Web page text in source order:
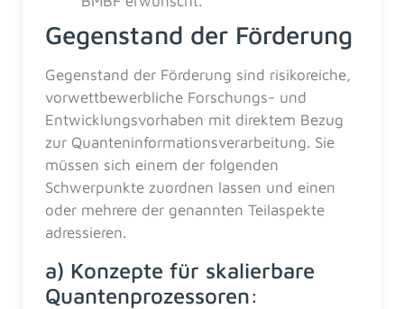
Gegenstand der Förderung
Gegenstand der Förderung sind risikoreiche,
vorwettbewerbliche Forschungs- und
Entwicklungsvorhaben mit direktem Bezug
zur Quanteninformationsverarbeitung. Sie
müssen sich einem der folgenden
Schwerpunkte zuordnen lassen und einen
oder mehrere der genannten Teilaspekte
adressieren.
a) Konzepte für skalierbare
Quantenprozessoren: